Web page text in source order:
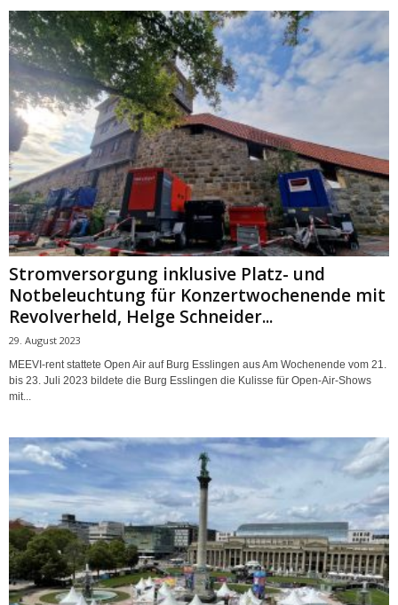
Stromversorgung inklusive Platz- und
Notbeleuchtung für Konzertwochenende mit
Revolverheld, Helge Schneider...
29. August 2023
MEEVI-rent stattete Open Air auf Burg Esslingen aus Am Wochenende vom 21.
bis 23. Juli 2023 bildete die Burg Esslingen die Kulisse für Open-Air-Shows
mit...